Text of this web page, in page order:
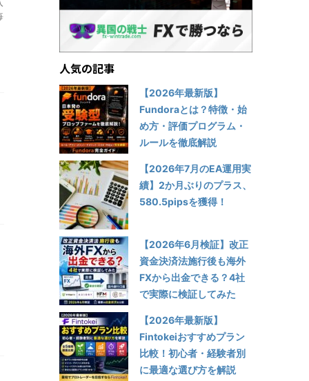
人気の記事
【2026年最新版】
Fundoraとは？特徴・始
め方・評価プログラム・
ルールを徹底解説
【2026年7月のEA運用実
績】2か月ぶりのプラス、
580.5pipsを獲得！
【2026年6月検証】改正
資金決済法施行後も海外
FXから出金できる？4社
で実際に検証してみた
【2026年最新版】
Fintokeiおすすめプラン
比較！初心者・経験者別
に最適な選び方を解説